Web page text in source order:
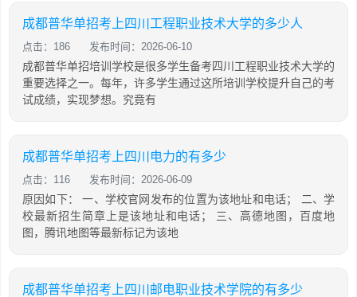
成都普华单招考上四川工程职业技术大学的多少人
点击：186 发布时间：2026-06-10
成都普华单招培训学校是很多学生备考四川工程职业技术大学的
重要选择之一。每年，许多学生通过这所培训学校提升自己的考
试成绩，实现梦想。究竟有
成都普华单招考上四川电力的有多少
点击：116 发布时间：2026-06-09
原因如下： 一、学校官网发布的位置为该地址和电话； 二、学
校最新招生简章上是该地址和电话； 三、高德地图，百度地
图，腾讯地图等最新标记为该地
成都普华单招考上四川邮电职业技术学院的有多少